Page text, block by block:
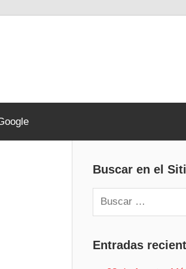
Buscar en el
Buscar:
Entradas